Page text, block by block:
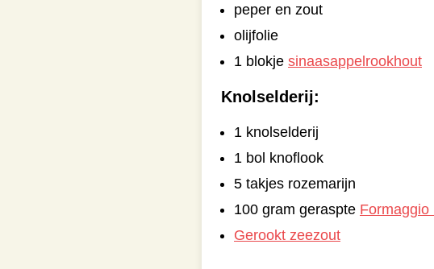
peper en zout
olijfolie
1 blokje sinaasappelrookhout
Knolselderij:
1 knolselderij
1 bol knoflook
5 takjes rozemarijn
100 gram geraspte Formaggio
Gerookt zeezout